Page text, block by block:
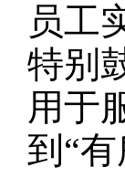
员工
特别
用于
到“